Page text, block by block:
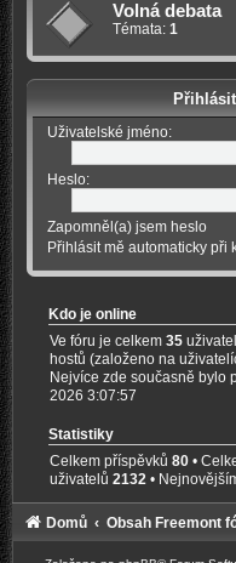
Volná debata
Témata: 1
Uživatelské jméno:
Heslo:
Zapomněl(a) jsem heslo
Přihlásit mě automaticky při
Kdo je online
Ve fóru je celkem35
hostů (založeno na
Nejvíce zde současně bylo
2026 3:07:57
Statistiky
Celkem příspěvků80 •
uživatelů2132 •
Domů Obsah Freemont